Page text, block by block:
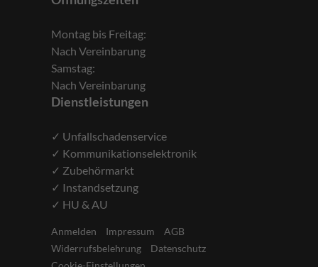
Montag bis Freitag:
Nach Vereinbarung
Samstag:
Nach Vereinbarung
Dienstleistungen
✓ Unfallschadenservice
✓ Kommunikationselektronik
✓ Zubehörmarkt
✓ Instandsetzung
✓ HU & AU
Anmelden Impressum
AGB
Widerrufsbelehrung
Datenschutz